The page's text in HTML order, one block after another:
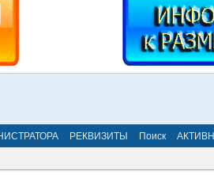
РЕКВИЗИТЫ Поиск